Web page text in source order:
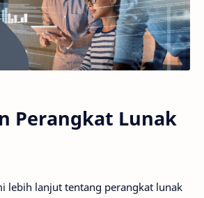
Perangkat Lunak
lebih lanjut tentang perangkat lunak